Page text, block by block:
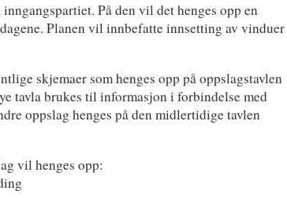
På den vil det henges opp en
Planen vil innbefatte innsetting av vinduer
skjemaer som henges opp på oppslagstavlen
tavla brukes til informasjon i forbindelse med
oppslag henges på den midlertidige tavlen
vil henges opp: